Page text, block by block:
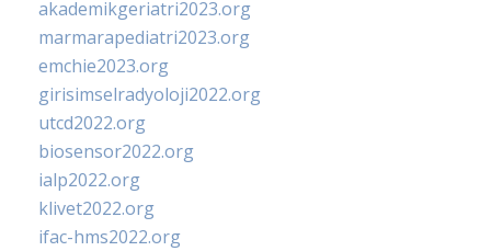
akademikgeriatri2023.org
marmarapediatri2023.org
emchie2023.org
girisimselradyoloji2022.org
utcd2022.org
biosensor2022.org
ialp2022.org
klivet2022.org
ifac-hms2022.org